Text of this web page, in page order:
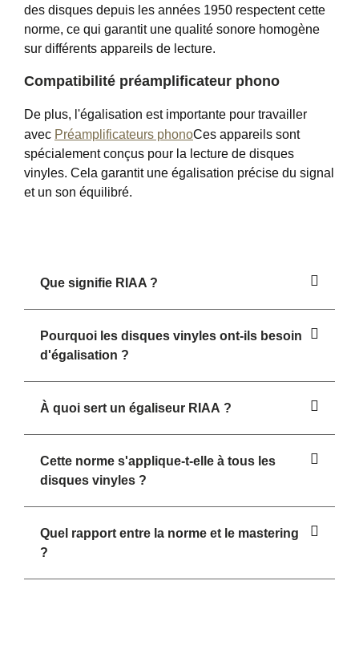
des disques depuis les années 1950 respectent cette
norme, ce qui garantit une qualité sonore homogène
sur différents appareils de lecture.
Compatibilité préamplificateur phono
De plus, l'égalisation est importante pour travailler
avec Préamplificateurs phonoCes appareils sont
spécialement conçus pour la lecture de disques
vinyles. Cela garantit une égalisation précise du signal
et un son équilibré.
Que signifie RIAA ?
Pourquoi les disques vinyles ont-ils besoin
d'égalisation ?
À quoi sert un égaliseur RIAA ?
Cette norme s'applique-t-elle à tous les
disques vinyles ?
Quel rapport entre la norme et le mastering
?